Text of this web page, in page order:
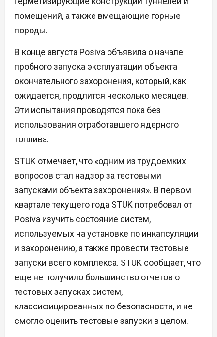
помещений, а также вмещающие горные
породы.
В конце августа Posiva объявила о начале
пробного запуска эксплуатации объекта
окончательного захоронения, который, как
ожидается, продлится несколько месяцев.
Эти испытания проводятся пока без
использования отработавшего ядерного
топлива.
STUK отмечает, что «одним из трудоемких
вопросов стал надзор за тестовыми
запусками объекта захоронения». В первом
квартале текущего года STUK потребовал от
Posiva изучить состояние систем,
используемых на установке по инкапсуляции
и захоронению, а также провести тестовые
запуски всего комплекса. STUK сообщает, что
еще не получило большинство отчетов о
тестовых запусках систем,
классифицированных по безопасности, и не
смогло оценить тестовые запуски в целом.